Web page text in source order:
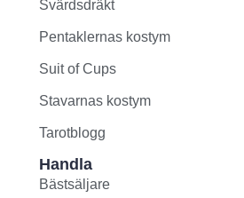
Svärdsdräkt
Pentaklernas kostym
Suit of Cups
Stavarnas kostym
Tarotblogg
Handla
Bästsäljare